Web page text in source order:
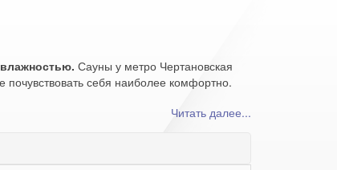
Сауны у метро Чертановская
себя наиболее комфортно.
сухого пара идеальным вариантом станет
Читать далее...